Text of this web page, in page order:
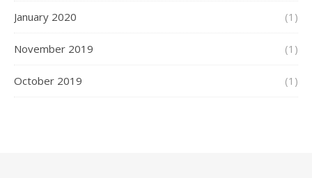
January 2020 (1)
November 2019 (1)
October 2019 (1)